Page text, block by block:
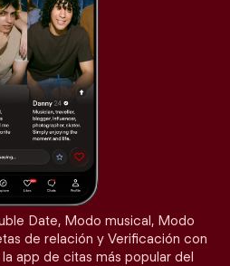
Date, Modo musical, Modo
de relación y Verificación con
app de citas más popular del